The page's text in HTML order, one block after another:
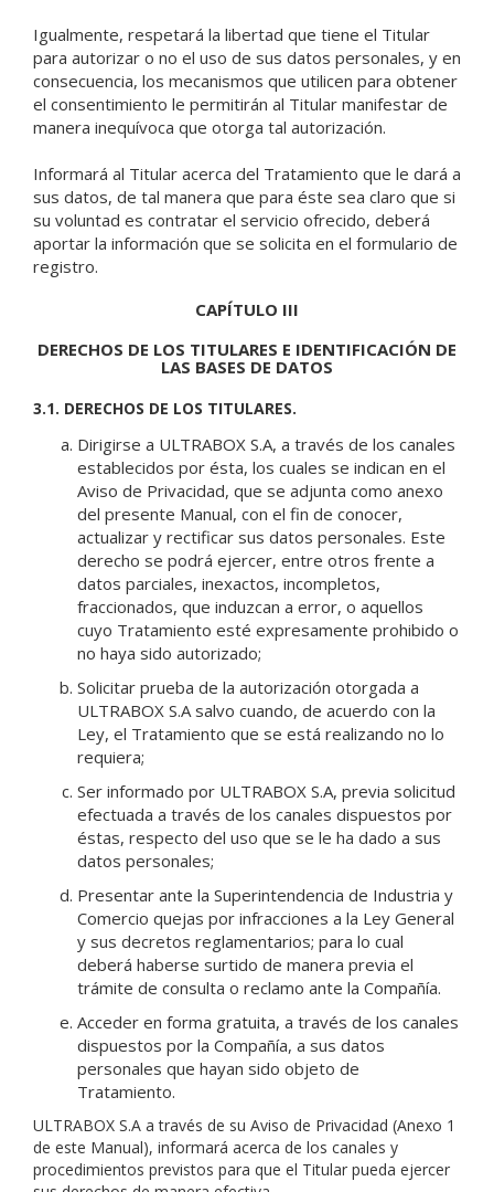
Igualmente, respetará la libertad que tiene el Titular
para autorizar o no el uso de sus datos personales, y en
consecuencia, los mecanismos que utilicen para obtener
el consentimiento le permitirán al Titular manifestar de
manera inequívoca que otorga tal autorización.
Informará al Titular acerca del Tratamiento que le dará a
sus datos, de tal manera que para éste sea claro que si
su voluntad es contratar el servicio ofrecido, deberá
aportar la información que se solicita en el formulario de
registro.
CAPÍTULO III
DERECHOS DE LOS TITULARES E IDENTIFICACIÓN DE
LAS BASES DE DATOS
3.1. DERECHOS DE LOS TITULARES.
Dirigirse a ULTRABOX S.A, a través de los canales
establecidos por ésta, los cuales se indican en el
Aviso de Privacidad, que se adjunta como anexo
del presente Manual, con el fin de conocer,
actualizar y rectificar sus datos personales. Este
derecho se podrá ejercer, entre otros frente a
datos parciales, inexactos, incompletos,
fraccionados, que induzcan a error, o aquellos
cuyo Tratamiento esté expresamente prohibido o
no haya sido autorizado;
Solicitar prueba de la autorización otorgada a
ULTRABOX S.A salvo cuando, de acuerdo con la
Ley, el Tratamiento que se está realizando no lo
requiera;
Ser informado por ULTRABOX S.A, previa solicitud
efectuada a través de los canales dispuestos por
éstas, respecto del uso que se le ha dado a sus
datos personales;
Presentar ante la Superintendencia de Industria y
Comercio quejas por infracciones a la Ley General
y sus decretos reglamentarios; para lo cual
deberá haberse surtido de manera previa el
trámite de consulta o reclamo ante la Compañía.
Acceder en forma gratuita, a través de los canales
dispuestos por la Compañía, a sus datos
personales que hayan sido objeto de
Tratamiento.
ULTRABOX S.A a través de su Aviso de Privacidad (Anexo 1
de este Manual), informará acerca de los canales y
procedimientos previstos para que el Titular pueda ejercer